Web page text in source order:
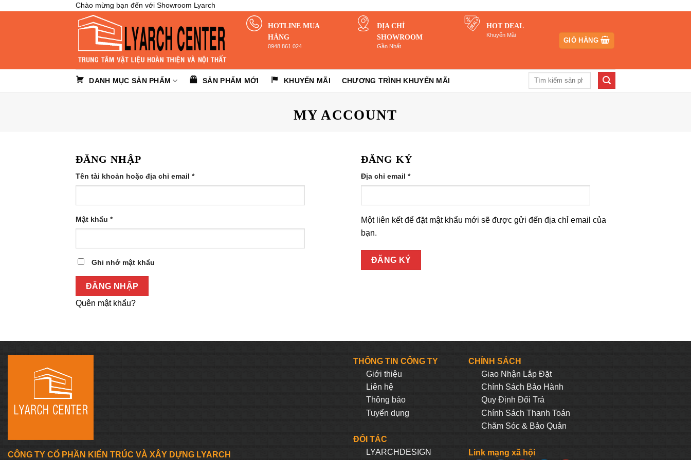
Chào mừng bạn đến với Showroom Lyarch
HOTLINE MUA
HÀNG
0948.861.024
ĐỊA CHỈ
SHOWROOM
Gần Nhất
HOT DEAL
Khuyến Mãi
GIỎ HÀNG
DANH MỤC SẢN PHẨM SẢN PHẨM MỚI KHUYẾN MÃI CHƯƠNG TRÌNH KHUYẾN MÃI
Tìm
MY ACCOUNT
ĐĂNG NHẬP
Tên tài khoản hoặc địa chỉ email *
Mật khẩu *
Ghi nhớ mật khẩu
ĐĂNG NHẬP
Quên mật khẩu?
ĐĂNG KÝ
Địa chỉ email *
Một liên kết để đặt mật khẩu mới sẽ được gửi đến địa chỉ email của
bạn.
ĐĂNG KÝ
CÔNG TY CỔ PHẦN KIẾN TRÚC VÀ XÂY DỰNG LYARCH
THÔNG TIN CÔNG TY
Giới thiệu
Liên hệ
Thông báo
Tuyển dụng
ĐỐI TÁC
LYARCHDESIGN
CHÍNH SÁCH
Giao Nhận Lắp Đặt
Chính Sách Bảo Hành
Quy Định Đối Trả
Chính Sách Thanh Toán
Chăm Sóc & Bảo Quản
Link mạng xã hội